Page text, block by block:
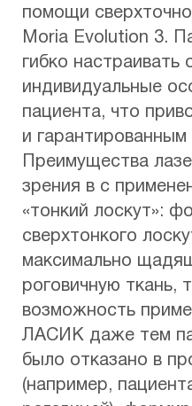
помощи
Moria Evolution 3.
гибко настраивать
индивидуальные
пациента, что
и гарантированным
Преимущества
зрения в с
«тонкий лоскут»:
сверхтонкого
максимально
роговичную ткань,
возможность
ЛАСИК даже тем
было отказано в
(например,